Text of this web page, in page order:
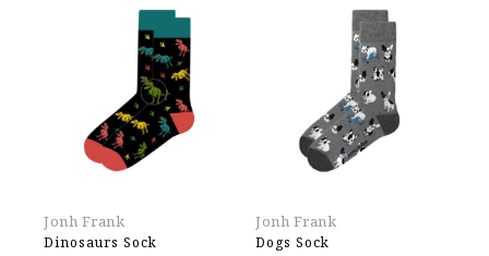
Jonh Frank
Dinosaurs Sock
Jonh Frank
Dogs Sock